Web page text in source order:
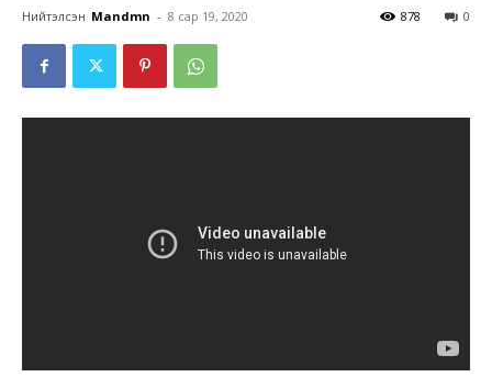
Нийтэлсэн Mandmn - 8 сар 19, 2020 0
878